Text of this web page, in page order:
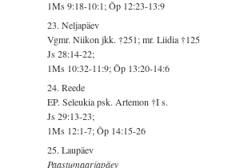
1Ms 9:18-10:1; Õp 12:23-13:9
23. Neljapäev
Vgmr. Niikon jkk. †251; mr. Liidia †125
Js 28:14-22;
1Ms 10:32-11:9; Õp 13:20-14:6
24. Reede
EP. Seleukia psk. Artemon †I s.
Js 29:13-23;
1Ms 12:1-7; Õp 14:15-26
25. Laupäev
Paastumaarjapäev